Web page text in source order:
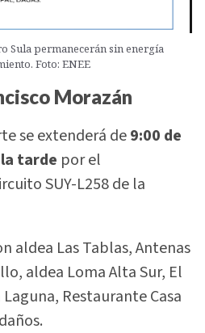
Sula permanecerán sin energía
Foto: ENEE
Morazán
se extenderá de9:00 de
tarde por el
SUY-L258 de la
aldea Las Tablas, Antenas
aldea Loma Alta Sur, El
Restaurante Casa